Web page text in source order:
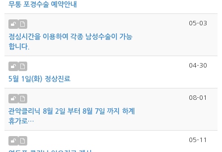
무통 포경수술 예약안내
점심시간을 이용하여 각종 남성수술이 가능
합니다.
05-03
5월 1일(화) 정상진료
04-30
관악클리닉 8월 2일 부터 8월 7일 까지 하계
휴가로…
08-01
05-11